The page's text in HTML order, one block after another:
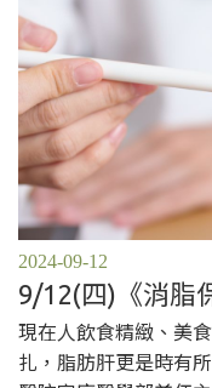
2024-09-12
9/12(四)《消脂
現在人飲食精緻、美
扎，脂肪肝更是時有